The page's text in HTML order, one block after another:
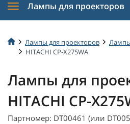
Лампы для проекторов
Лампы для проекторов
HITACHI CP-X275WA
Лампы для
HITACHI CP-
Партномер: DT00461 (или